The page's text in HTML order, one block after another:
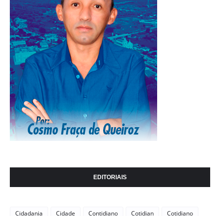
EDITORIAIS
Cidadania Cidade Contidiano Cotidian Cotidiano